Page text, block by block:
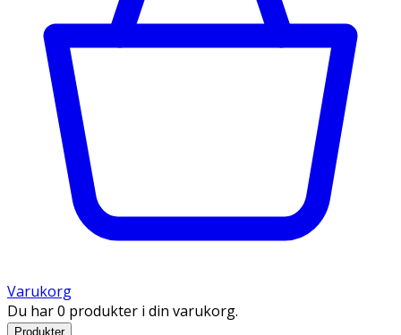
Varukorg
Du har 0 produkter i din varukorg.
Produkter